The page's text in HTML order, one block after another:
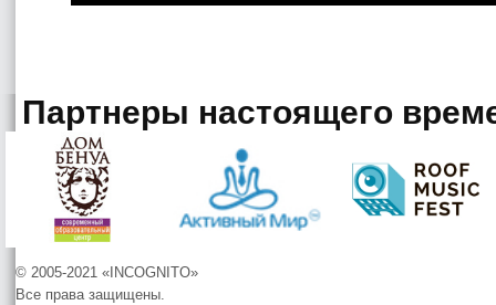
Партнеры настоящего
© 2005-2021 «INCOGNITO»
Все права защищены.